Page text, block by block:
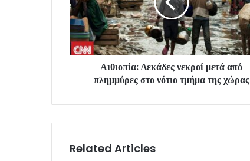
Αιθιοπία: Δεκάδες νεκροί μετά από
πλημμύρες στο νότιο τμήμα της χώρας
Related Articles